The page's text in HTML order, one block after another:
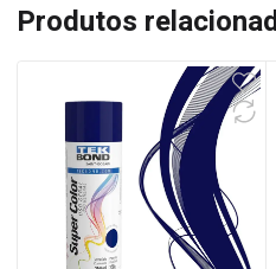
Produtos